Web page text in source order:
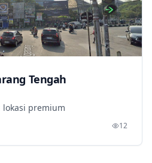
Tengah
lokasi premium
12